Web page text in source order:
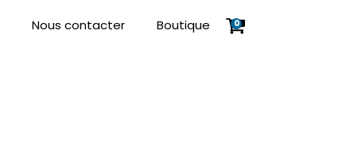
Nous contacter Boutique 0